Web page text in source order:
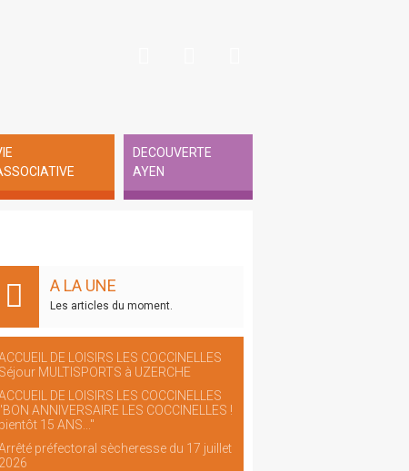
DECOUVERTE
AYEN
A LA UNE
Les articles du moment.
DE LOISIRS LES COCCINELLES
Séjour MULTISPORTS à UZERCHE
DE LOISIRS LES COCCINELLES
"BON ANNIVERSAIRE LES COCCINELLES !
bientôt 15 ANS..."
préfectoral sècheresse du 17 juillet
2026